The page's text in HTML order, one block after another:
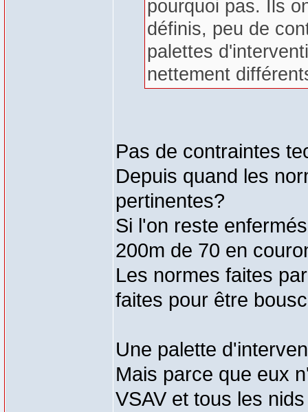
pourquoi pas. Ils
définis, peu de
palettes
nettement
Pas de contraintes
Depuis quand les
pertinentes?
Si l'on reste
200m de 70 en
Les normes faites
faites pour être
Une palette
Mais parce que eux
VSAV et tous les